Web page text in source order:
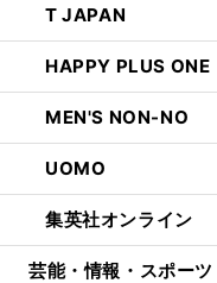
T JAPAN
HAPPY PLUS ONE
MEN'S NON-NO
UOMO
集英社オンライン
芸能・情報・スポーツ